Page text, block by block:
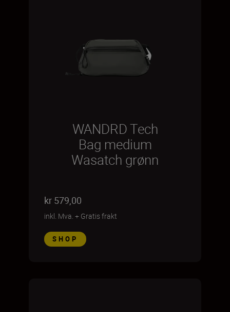
WANDRD Tech
Bag medium
Wasatch grønn
kr 579,00
inkl. Mva. + Gratis frakt
SHOP